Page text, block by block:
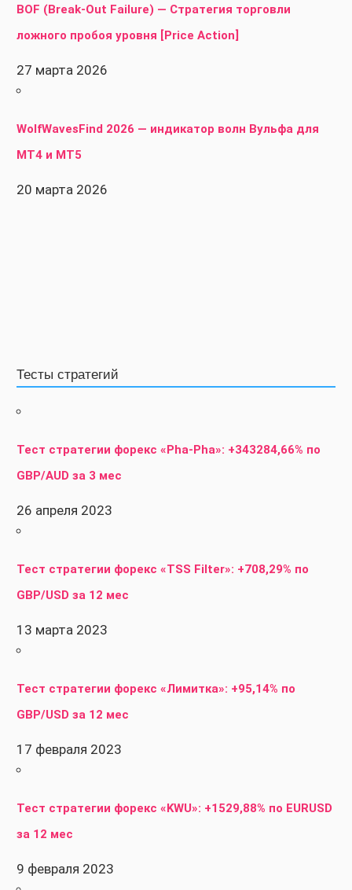
BOF (Break-Out Failure) — Стратегия торговли
ложного пробоя уровня [Price Action]
27 марта 2026
WolfWavesFind 2026 — индикатор волн Вульфа для
MT4 и MT5
20 марта 2026
Тесты стратегий
Тест стратегии форекс «Pha-Pha»: +343284,66% по
GBP/AUD за 3 мес
26 апреля 2023
Тест стратегии форекс «TSS Filter»: +708,29% по
GBP/USD за 12 мес
13 марта 2023
Тест стратегии форекс «Лимитка»: +95,14% по
GBP/USD за 12 мес
17 февраля 2023
Тест стратегии форекс «KWU»: +1529,88% по EURUSD
за 12 мес
9 февраля 2023